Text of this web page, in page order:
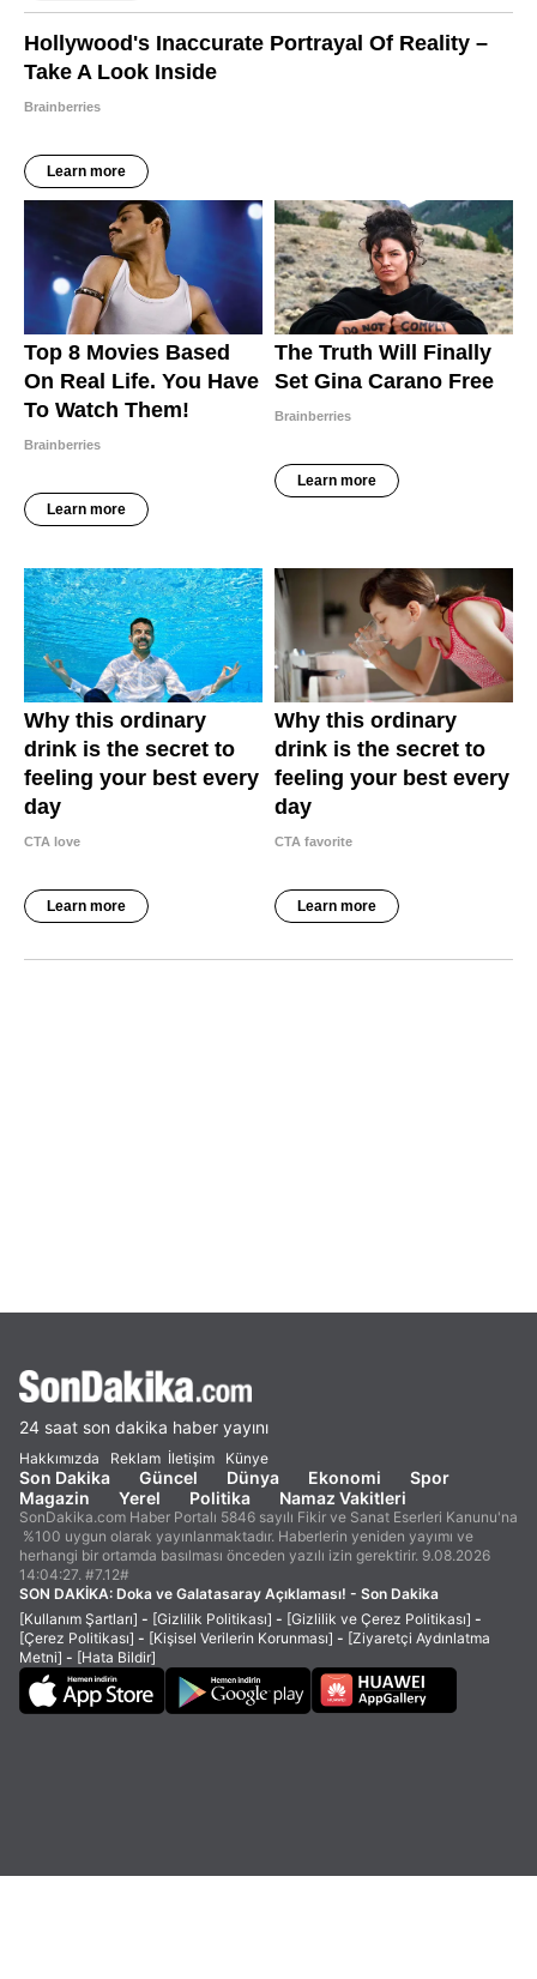
24 saat son dakika haber yayını
Hakkımızda Reklam İletişim Künye
Son Dakika Güncel Dünya Ekonomi
Spor
Magazin
Yerel Politika Namaz Vakitleri
SonDakika.com Haber Portalı 5846 sayılı Fikir ve Sanat Eserleri Kanunu'na
%100 uygun olarak yayınlanmaktadır. Haberlerin yeniden yayımı ve
herhangi bir ortamda basılması önceden yazılı izin gerektirir. 9.08.2026
14:04:27. #7.12#
SON DAKİKA: Doka ve Galatasaray Açıklaması! - Son Dakika
[Kullanım Şartları] - [Gizlilik Politikası] - [Gizlilik ve Çerez Politikası] -
[Çerez Politikası] - [Kişisel Verilerin Korunması] - [Ziyaretçi Aydınlatma
Metni] - [Hata Bildir]